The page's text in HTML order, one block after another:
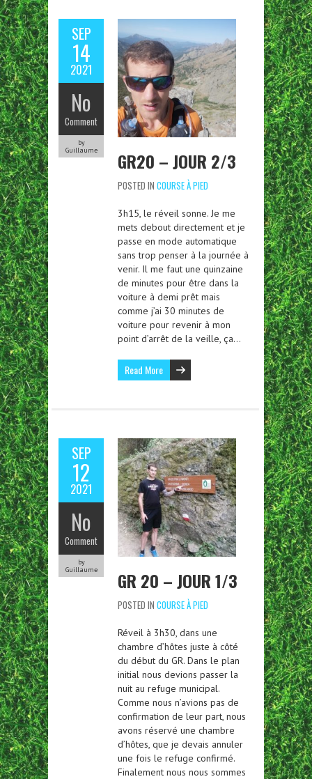
SEP
14
2021
No
Comment
by
Guillaume
GR20 – JOUR 2/3
POSTED IN COURSE À PIED
3h15, le réveil sonne. Je me
mets debout directement et je
passe en mode automatique
sans trop penser à la journée à
venir. Il me faut une quinzaine
de minutes pour être dans la
voiture à demi prêt mais
comme j’ai 30 minutes de
voiture pour revenir à mon
point d’arrêt de la veille, ça…
Read More
SEP
12
2021
No
Comment
by
Guillaume
GR 20 – JOUR 1/3
POSTED IN COURSE À PIED
Réveil à 3h30, dans une
chambre d’hôtes juste à côté
du début du GR. Dans le plan
initial nous devions passer la
nuit au refuge municipal.
Comme nous n’avions pas de
confirmation de leur part, nous
avons réservé une chambre
d’hôtes, que je devais annuler
une fois le refuge confirmé.
Finalement nous nous sommes